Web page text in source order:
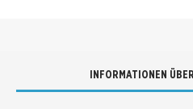
INFORMATIONEN